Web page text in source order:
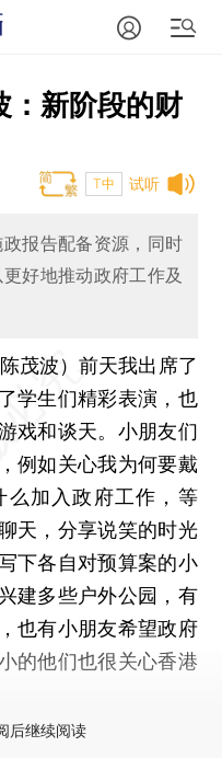
：新阶段的财
试听
T中
报告配备资源，同时
好地推动政府工作及
茂波）前天我出席了
学生们精彩表演，也
戏和谈天。小朋友们
例如关心我为何要戴
么加入政府工作，等
天，分享说笑的时光
下各自对预算案的小
建多些户外公园，有
也有小朋友希望政府
的他们也很关心香港
后继续阅读